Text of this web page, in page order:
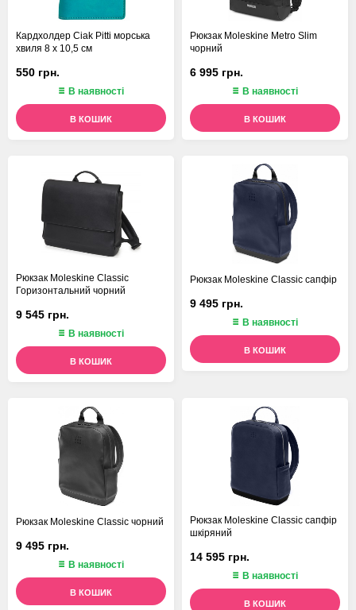
Кардхолдер Ciak Pitti морська
хвиля 8 х 10,5 см
550 грн.
В наявності
В КОШИК
Рюкзак Moleskine Metro Slim
чорний
6 995 грн.
В наявності
В КОШИК
Рюкзак Moleskine Classic
Горизонтальний чорний
9 545 грн.
В наявності
В КОШИК
Рюкзак Moleskine Classic сапфір
9 495 грн.
В наявності
В КОШИК
Рюкзак Moleskine Classic чорний
9 495 грн.
В наявності
В КОШИК
Рюкзак Moleskine Classic сапфір
шкіряний
14 595 грн.
В наявності
В КОШИК